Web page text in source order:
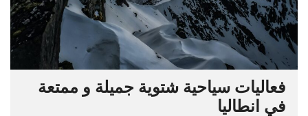
فعاليات سياحية شتوية جميلة و ممتعة
في انطاليا